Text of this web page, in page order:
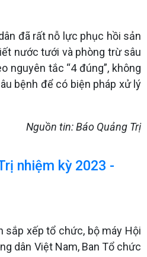
đã rất nỗ lực phục hồi sản
nước tưới và phòng trừ sâu
nguyên tắc “4 đúng”, không
bệnh để có biện pháp xử lý
Nguồn tin: Báo Quảng Trị
nhiệm kỳ 2023 -
sắp xếp tổ chức, bộ máy Hội
dân Việt Nam, Ban Tổ chức